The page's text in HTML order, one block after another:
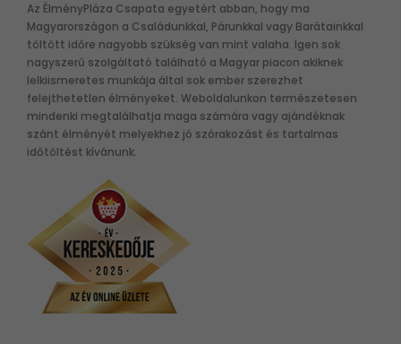
Az ÉlményPláza Csapata egyetért abban, hogy ma
Magyarországon a Családunkkal, Párunkkal vagy Barátainkkal
töltött időre nagyobb szükség van mint valaha. Igen sok
nagyszerű szolgáltató található a Magyar piacon akiknek
lelkiismeretes munkája által sok ember szerezhet
felejthetetlen élményeket. Weboldalunkon természetesen
mindenki megtalálhatja maga számára vagy ajándéknak
szánt élményét melyekhez jó szórakozást és tartalmas
időtöltést kívánunk.